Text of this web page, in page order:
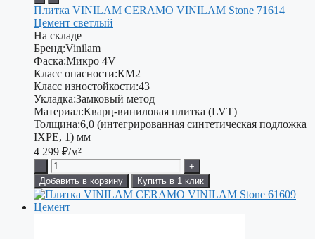
Плитка VINILAM CERAMO VINILAM Stone 71614
Цемент светлый
На складе
Бренд:Vinilam
Фаска:Микро 4V
Класс опасности:КМ2
Класс изностойкости:43
Укладка:Замковый метод
Материал:Кварц-виниловая плитка (LVT)
Толщина:6,0 (интегрированная синтетическая подложка
IXPE, 1) мм
4 299 ₽/м²
-
+
Добавить в корзину
Купить в 1 клик